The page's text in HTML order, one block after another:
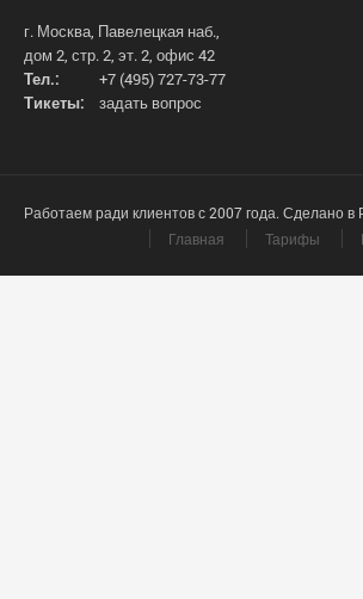
г. Москва, Павелецкая наб.,
дом 2, стр. 2, эт. 2, офис 42
Тел.:
+7 (495) 727-73-77
Тикеты:
задать вопрос
Работаем ради клиентов с 2007 года. Сделано в
Главная
Тарифы